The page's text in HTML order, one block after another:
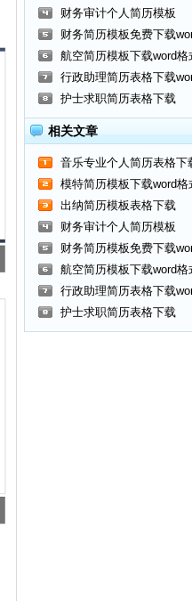
财务审计个人简历模板
财务简历模板免费下载
航空简历模板下载word格
行政助理简历表格下载
护士求职简历表格下载
相关文章
音乐专业个人简历表格下
模特简历模板下载word格
出纳简历模板表格下载
财务审计个人简历模板
财务简历模板免费下载
航空简历模板下载word格
行政助理简历表格下载
护士求职简历表格下载